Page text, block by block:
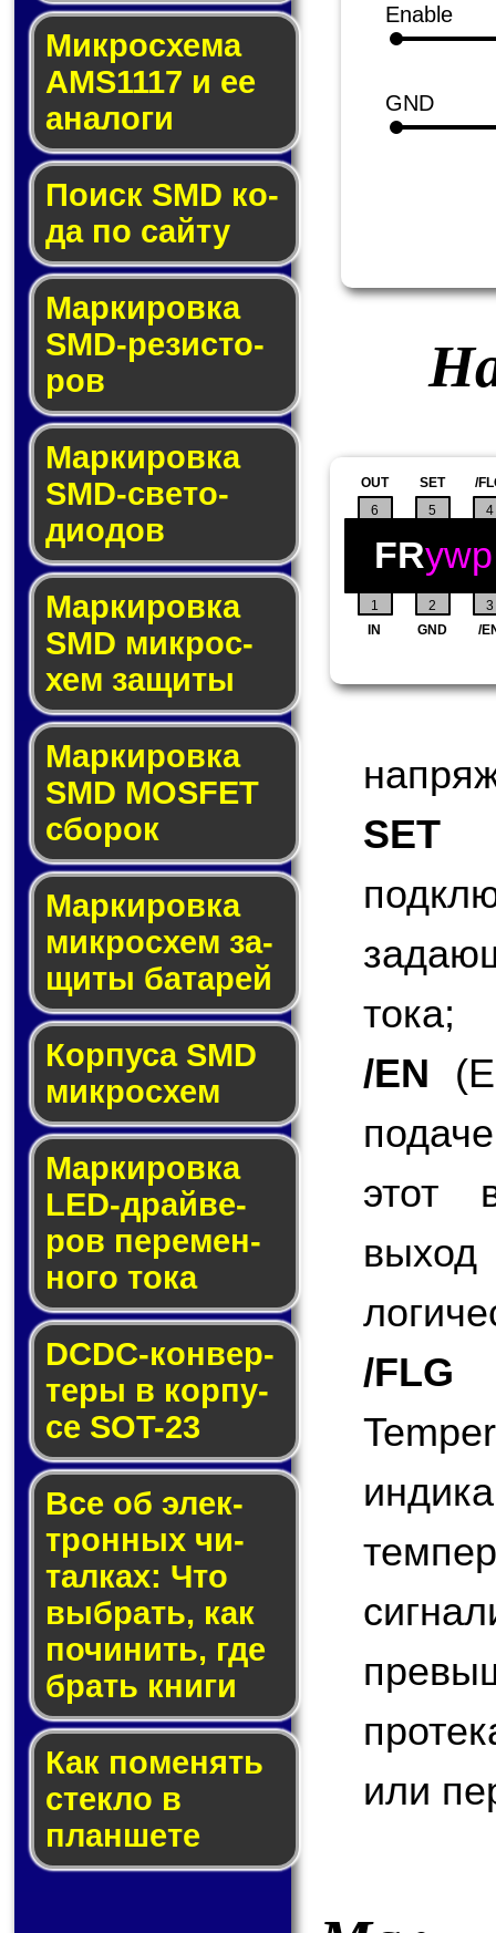
Микросхема
AMS1117 и ее
ана­ло­ги
Поиск SMD ко­
да по сай­ту
Маркировка
SMD-ре­зис­то­
ров
Маркировка
SMD-све­то­
дио­дов
Мар­ки­ров­ка
SMD мик­рос­
хем защиты
Мар­ки­ров­ка
SMD MOSFET
сбо­рок
Мар­ки­ров­ка
мик­ро­схем за­
щи­ты ба­та­рей
Корпуса SMD
мик­ро­схем
Маркировка
LED-драй­ве­
ров пе­ре­мен­
но­го то­ка
DCDC-кон­вер­
те­ры в кор­пу­
се SOT-23
Все об элек­
трон­ных чи­
тал­ках: Что
выб­рать, как
по­чи­нить, где
брать кни­ги
Как по­ме­нять
стек­ло в
планшете
GND
Enable
1 2 3
4
IN GND /
/
SET
5
6
OUT
FRywp
SET
тока;
/EN
этот
/FLG
или